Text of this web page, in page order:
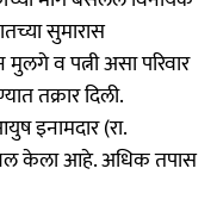
सुमारास
मुलगे व पत्नी असा परिवार
तक्रार दिली.
इनामदार (रा.
केला आहे. अधिक तपास